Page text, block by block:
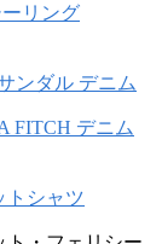
リング
ンダル デニム
FITCH デニム
シャツ